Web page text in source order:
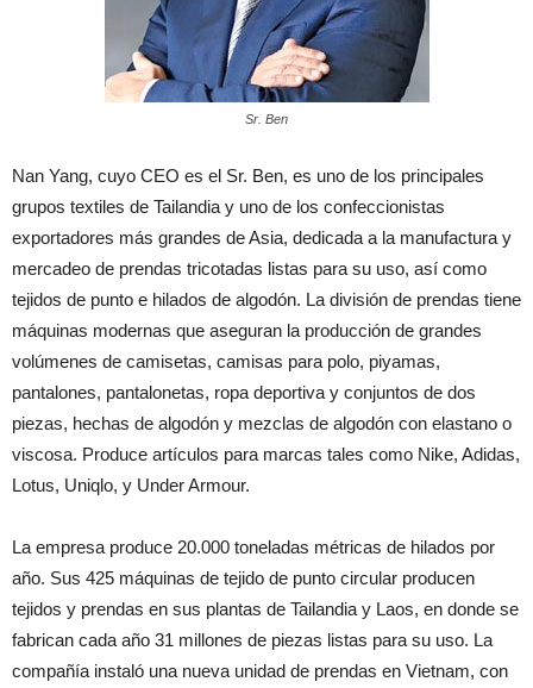
Sr. Ben
Nan Yang, cuyo CEO es el Sr. Ben, es uno de los principales
grupos textiles de Tailandia y uno de los confeccionistas
exportadores más grandes de Asia, dedicada a la manufactura y
mercadeo de prendas tricotadas listas para su uso, así como
tejidos de punto e hilados de algodón. La división de prendas tiene
máquinas modernas que aseguran la producción de grandes
volúmenes de camisetas, camisas para polo, piyamas,
pantalones, pantalonetas, ropa deportiva y conjuntos de dos
piezas, hechas de algodón y mezclas de algodón con elastano o
viscosa. Produce artículos para marcas tales como Nike, Adidas,
Lotus, Uniqlo, y Under Armour.
La empresa produce 20.000 toneladas métricas de hilados por
año. Sus 425 máquinas de tejido de punto circular producen
tejidos y prendas en sus plantas de Tailandia y Laos, en donde se
fabrican cada año 31 millones de piezas listas para su uso. La
compañía instaló una nueva unidad de prendas en Vietnam, con